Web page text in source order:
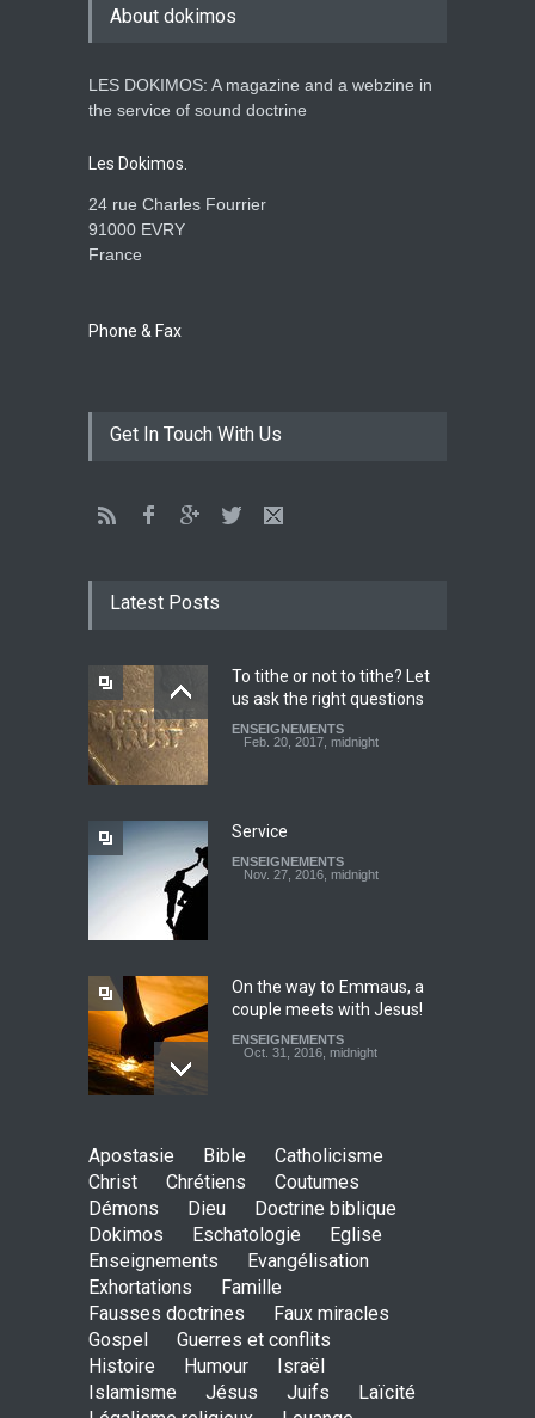
Is the Lord really with me ?
ENSEIGNEMENTS
Youth worry about your
father's matter - Dokimos
Look at your neighbour with
About dokimos
LES DOKIMOS: A magazine and a webzine in
the service of sound doctrine
Les Dokimos.
24 rue Charles Fourrier
91000 EVRY
France
Phone & Fax
Get In Touch With Us
Latest Posts
To tithe or not to tithe? Let
us ask the right questions
ENSEIGNEMENTS
Feb. 20, 2017, midnight
Service
ENSEIGNEMENTS
Nov. 27, 2016, midnight
On the way to Emmaus, a
couple meets with Jesus!
ENSEIGNEMENTS
Oct. 31, 2016, midnight
ENSEIGNEMENTS
Sept. 18, 2016, midnight
Is the Lord really with me ?
Aug. 28, 2016, midnight
Apostasie Bible
Catholicisme
Christ
Chrétiens
Coutumes
Démons
Dieu
Doctrine biblique
Dokimos
Eschatologie
Eglise
Enseignements
Evangélisation
Exhortations
Famille
Fausses doctrines
Faux miracles
Gospel
Guerres et conflits
Histoire
Humour
Israël
Islamisme
Jésus Juifs
Laïcité